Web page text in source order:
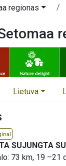
regionas
Lietuva
SUJUNGTA
73 km, 19 –21